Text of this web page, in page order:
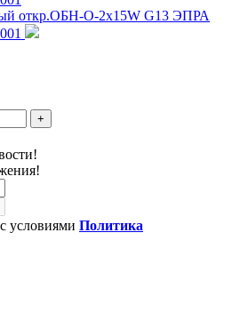
откр.ОБН-О-2х15W G13 ЭПРА
+
условиями Политика